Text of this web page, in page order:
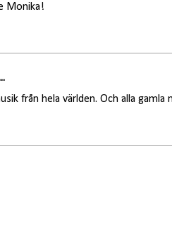
Monika!
från hela världen. Och alla gamla